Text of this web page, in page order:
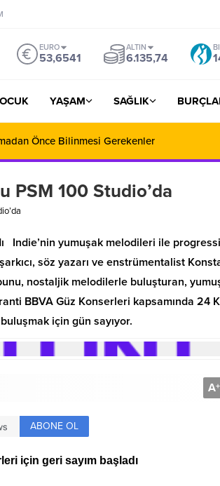
EURO
53,6541
ALTIN
6.135,74
YAŞAM SAĞLIK
Önce Bilinmesi Gerekenler
PSM 100 Studio’da
Indie’nin yumuşak melodileri ile
söz yazarı ve enstrümentalist
nostaljik melodilerle buluşturan,
BBVA Güz Konserleri kapsamında 24
için gün sayıyor.
A+
ABONE OL
için geri sayım başladı